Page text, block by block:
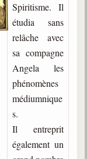
Spiritisme. Il
étudia sans
relâche avec
sa compagne
Angela les
phénomènes
médiumnique
s.
Il entreprit
également un